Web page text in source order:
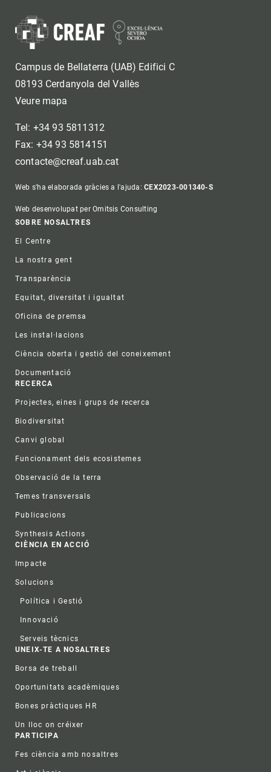
Campus de Bellaterra (UAB) Edifici C
08193 Cerdanyola del Vallès
Veure mapa
Tel: +34 93 5811312
Fax: +34 93 5814151
contacte@creaf.uab.cat
Web s'ha elaborada gràcies a l'ajuda:CEX2023-001340-S
Web desenvolupat per Omitsis Consulting
Footer
SOBRE NOSALTRES
El Centre
La nostra gent
Transparència
Equitat, diversitat i igualtat
Oficina de premsa
Les instal·lacions
Ciència oberta i gestió del coneixement
Documentació
RECERCA
Projectes, eines i grups de recerca
Biodiversitat
Canvi global
Funcionament dels ecosistemes
Observació de la terra
Temes transversals
Publicacions
Synthesis Actions
CIÈNCIA EN ACCIÓ
Impacte
Solucions
Política i Gestió
Innovació
Serveis tècnics
UNEIX-TE A NOSALTRES
Borsa de treball
Oportunitats acadèmiques
Bones pràctiques HR
Un lloc on créixer
PARTICIPA
Fes ciència amb nosaltres